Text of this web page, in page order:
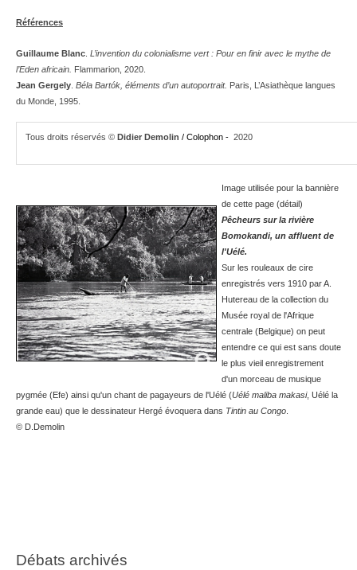
Références
Guillaume Blanc L’invention du colonialisme vert : Pour en finir avec le mythe de
l’Eden africain. Flammarion, 2020.
Jean Gergely Béla Bartók, éléments d’un autoportrait. Paris, L’Asiathèque langues
du Monde, 1995.
Tous droits réservés © Didier Demolin / Colophon - 2020
Image utilisée pour la bannière
de cette page (détail)
Pêcheurs sur la rivière
Bomokandi, un affluent de
l'Uélé.
Sur les rouleaux de cire
enregistrés vers 1910 par A.
Hutereau de la collection du
Musée royal de l'Afrique
centrale (Belgique) on peut
entendre ce qui est sans doute
le plus vieil enregistrement
d'un morceau de musique
pygmée (Efe) ainsi qu'un chant de pagayeurs de l'Uélé (Uélé maliba makasi, Uélé la
grande eau) que le dessinateur Hergé évoquera dans Tintin au Congo
© D.Demolin
Débats archivés